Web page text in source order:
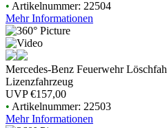
• Artikelnummer: 22504
Mehr Informationen
Mercedes-Benz Feuerwehr
Lizenzfahrzeug
UVP€157,00
• Artikelnummer: 22503
Mehr Informationen